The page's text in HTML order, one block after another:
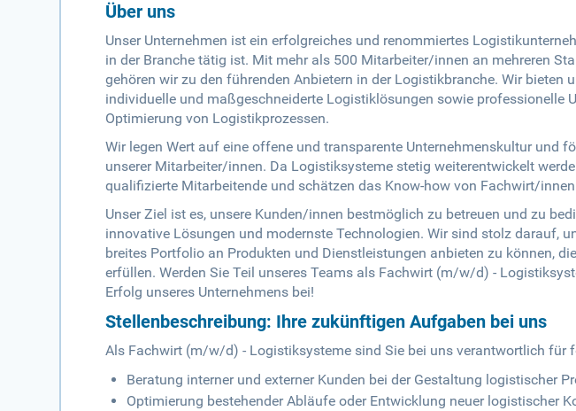
Über uns
Unser Unternehmen ist ein erfolgreiches und renommiertes
in der Branche tätig ist. Mit mehr als 500 Mitarbeiter/innen an mehreren
gehören wir zu den führenden Anbietern in der Logistikbranche. Wir bieten
individuelle und maßgeschneiderte Logistiklösungen sowie professionelle
Optimierung von Logistikprozessen.
Wir legen Wert auf eine offene und transparente Unternehmenskultur und
unserer Mitarbeiter/innen. Da Logistiksysteme stetig weiterentwickelt
qualifizierte Mitarbeitende und schätzen das Know-how von Fachwirt/
Unser Ziel ist es, unsere Kunden/innen bestmöglich zu betreuen und zu
innovative Lösungen und modernste Technologien. Wir sind stolz darauf,
breites Portfolio an Produkten und Dienstleistungen anbieten zu können,
erfüllen. Werden Sie Teil unseres Teams als Fachwirt (m/w/d) -
Erfolg unseres Unternehmens bei!
Stellenbeschreibung: Ihre zukünftigen Aufgaben bei uns
Als Fachwirt (m/w/d) - Logistiksysteme sind Sie bei uns verantwortlich für
Beratung interner und externer Kunden bei der Gestaltung logistischer
Optimierung bestehender Abläufe oder Entwicklung neuer logistischer